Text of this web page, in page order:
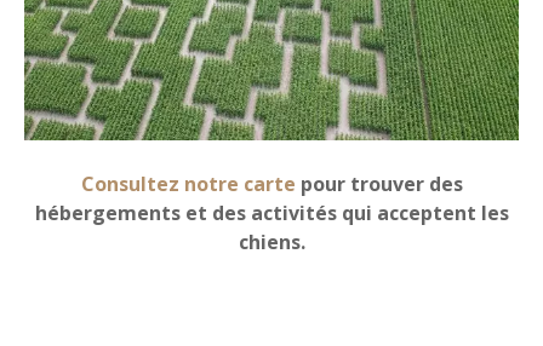
Consultez notre carte pour trouver des
hébergements et des activités qui acceptent les
chiens.